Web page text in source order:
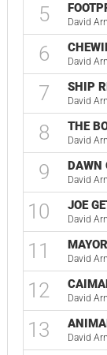
5 David
6 David
7 SHIP
David
8 THE
David
9 DAWN
David
10 JOE
David
11 David
12 David
13 David